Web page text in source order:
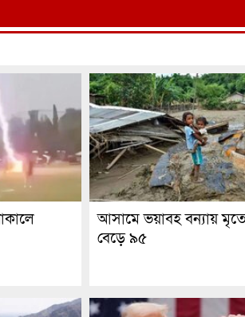
আসামে ভয়াবহ বন্যায়
বেড়ে ৯৫